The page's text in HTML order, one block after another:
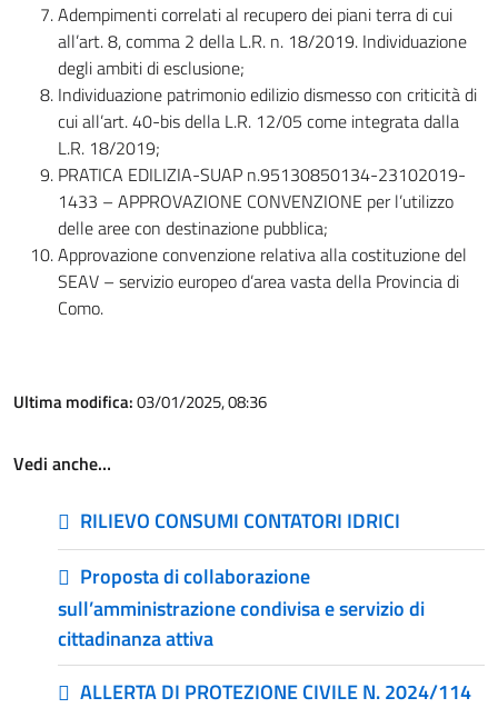
Adempimenti correlati al recupero dei piani terra di cui
all’art. 8, comma 2 della L.R. n. 18/2019. Individuazione
degli ambiti di esclusione;
Individuazione patrimonio edilizio dismesso con criticità di
cui all’art. 40-bis della L.R. 12/05 come integrata dalla
L.R. 18/2019;
PRATICA EDILIZIA-SUAP n.95130850134-23102019-
1433 – APPROVAZIONE CONVENZIONE per l’utilizzo
delle aree con destinazione pubblica;
Approvazione convenzione relativa alla costituzione del
SEAV – servizio europeo d’area vasta della Provincia di
Como.
Ultima modifica:03/01/2025, 08:36
Vedi anche…
RILIEVO CONSUMI CONTATORI IDRICI
Proposta di collaborazione
sull’amministrazione condivisa e servizio di
cittadinanza attiva
ALLERTA DI PROTEZIONE CIVILE N. 2024/114